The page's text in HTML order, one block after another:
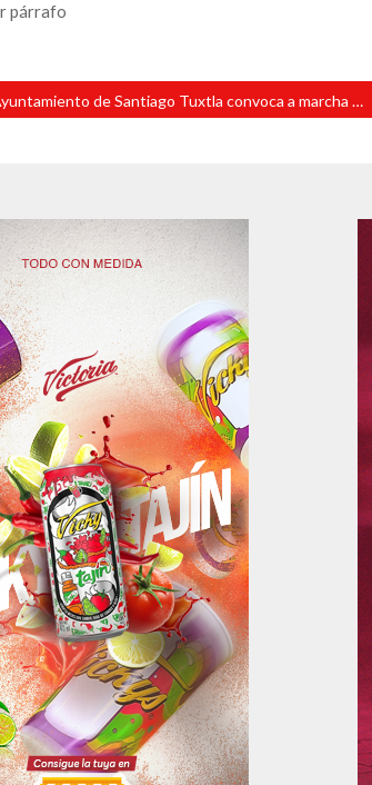
párrafo
Ayuntamiento de Santiago Tuxtla convoca a marcha con motivo del Día Internacional de la Mujer